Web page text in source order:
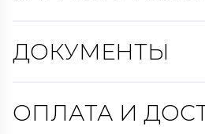
ДОКУМЕНТЫ
ОПЛАТА И